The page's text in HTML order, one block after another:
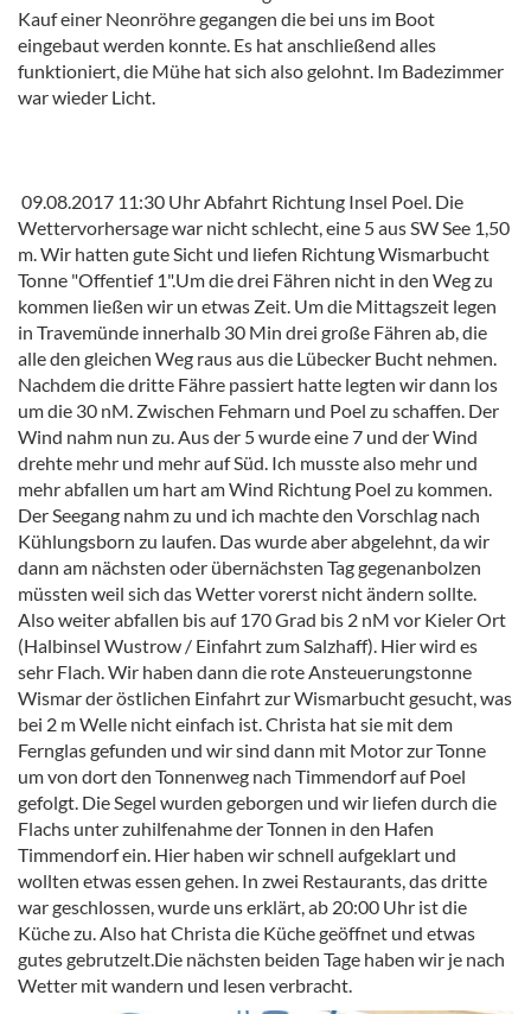
Kauf einer Neonröhre gegangen die bei uns im Boot
eingebaut werden konnte. Es hat anschließend alles
funktioniert, die Mühe hat sich also gelohnt. Im Badezimmer
war wieder Licht.
09.08.2017 11:30 Uhr Abfahrt Richtung Insel Poel. Die
Wettervorhersage war nicht schlecht, eine 5 aus SW See 1,50
m. Wir hatten gute Sicht und liefen Richtung Wismarbucht
Tonne "Offentief 1".Um die drei Fähren nicht in den Weg zu
kommen ließen wir un etwas Zeit. Um die Mittagszeit legen
in Travemünde innerhalb 30 Min drei große Fähren ab, die
alle den gleichen Weg raus aus die Lübecker Bucht nehmen.
Nachdem die dritte Fähre passiert hatte legten wir dann los
um die 30 nM. Zwischen Fehmarn und Poel zu schaffen. Der
Wind nahm nun zu. Aus der 5 wurde eine 7 und der Wind
drehte mehr und mehr auf Süd. Ich musste also mehr und
mehr abfallen um hart am Wind Richtung Poel zu kommen.
Der Seegang nahm zu und ich machte den Vorschlag nach
Kühlungsborn zu laufen. Das wurde aber abgelehnt, da wir
dann am nächsten oder übernächsten Tag gegenanbolzen
müssten weil sich das Wetter vorerst nicht ändern sollte.
Also weiter abfallen bis auf 170 Grad bis 2 nM vor Kieler Ort
(Halbinsel Wustrow / Einfahrt zum Salzhaff). Hier wird es
sehr Flach. Wir haben dann die rote Ansteuerungstonne
Wismar der östlichen Einfahrt zur Wismarbucht gesucht, was
bei 2 m Welle nicht einfach ist. Christa hat sie mit dem
Fernglas gefunden und wir sind dann mit Motor zur Tonne
um von dort den Tonnenweg nach Timmendorf auf Poel
gefolgt. Die Segel wurden geborgen und wir liefen durch die
Flachs unter zuhilfenahme der Tonnen in den Hafen
Timmendorf ein. Hier haben wir schnell aufgeklart und
wollten etwas essen gehen. In zwei Restaurants, das dritte
war geschlossen, wurde uns erklärt, ab 20:00 Uhr ist die
Küche zu. Also hat Christa die Küche geöffnet und etwas
gutes gebrutzelt.Die nächsten beiden Tage haben wir je nach
Wetter mit wandern und lesen verbracht.